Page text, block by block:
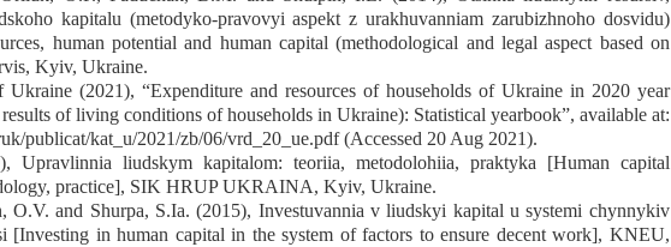
kapitalu (metodyko-pravovyi aspekt z urakhuvanniam zarubizhnoho dosvidu)
human potential and human capital (methodological and legal aspect based on
Kyiv, Ukraine.
Ukraine (2021), “Expenditure and resources of households of Ukraine in 2020 year
of living conditions of households in Ukraine): Statistical yearbook”, available at:
publicat/kat_u/2021/zb/06/vrd_20_ue.pdf (Accessed 20 Aug 2021).
Upravlinnia liudskym kapitalom: teoriia, metodolohiia, praktyka [Human capital
practice], SIK HRUP UKRAINA, Kyiv, Ukraine.
O.V. and Shurpa, S.Ia. (2015), Investuvannia v liudskyi kapital u systemi chynnykiv
[Investing in human capital in the system of factors to ensure decent work], KNEU,